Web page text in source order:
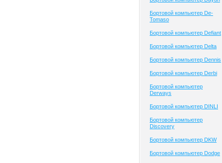
Бортовой компьютер De-
Tomaso
Бортовой компьютер Defiant
Бортовой компьютер Delta
Бортовой компьютер Dennis
Бортовой компьютер Derbi
Бортовой компьютер
Derways
Бортовой компьютер DINLI
Бортовой компьютер
Discovery
Бортовой компьютер DKW
Бортовой компьютер Dodge